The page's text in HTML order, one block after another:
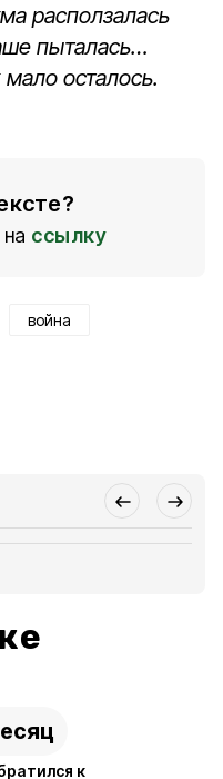
расползалась
пыталась…
осталось.
ссылку
война
к